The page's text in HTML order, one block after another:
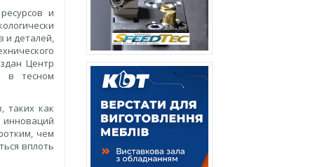
и
и деталей,
Центр
в тесном
таких как
инноваций
чем
вплоть